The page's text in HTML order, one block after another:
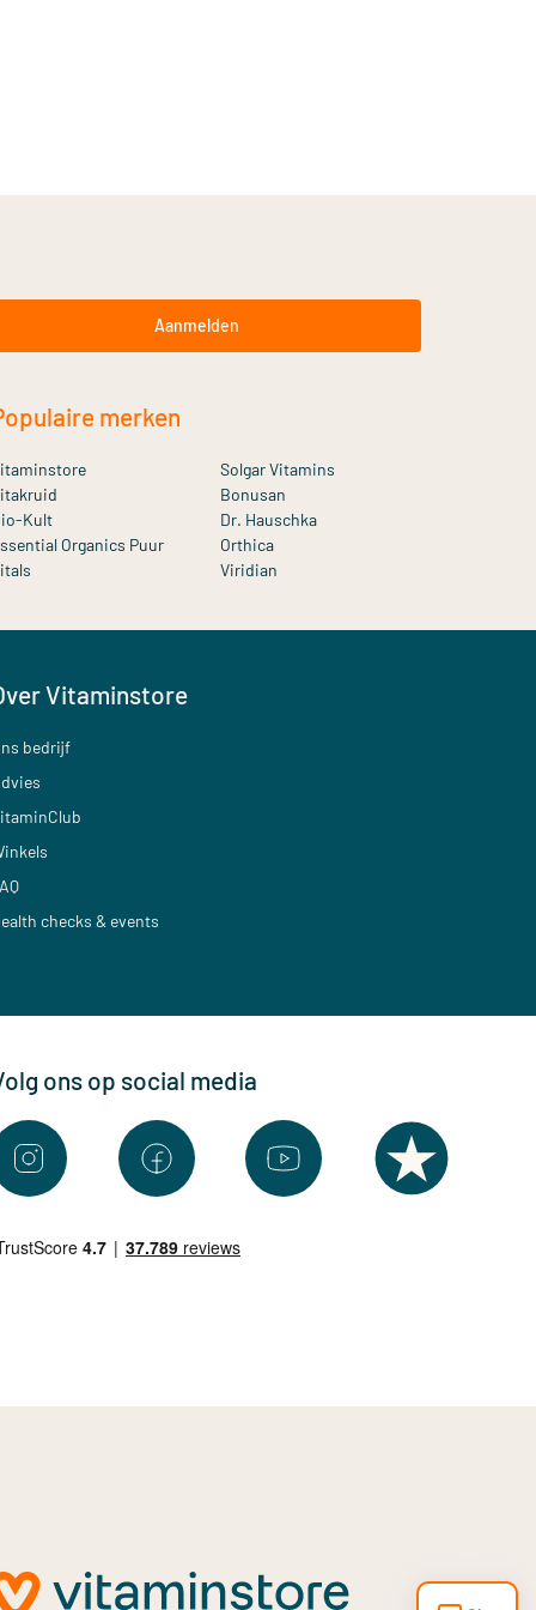
Aanmelden
merken
Solgar Vitamins
Bonusan
Kult
Dr. Hauschka
Organics Puur
Orthica
Viridian
Vitaminstore
bedrijf
checks & events
ons op social media